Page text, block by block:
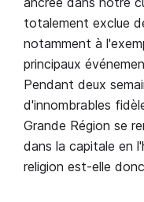
totalement exclue
notamment à
principaux
Pendant deux
d'innombrables
Grande Région se
dans la capitale en
religion est-elle